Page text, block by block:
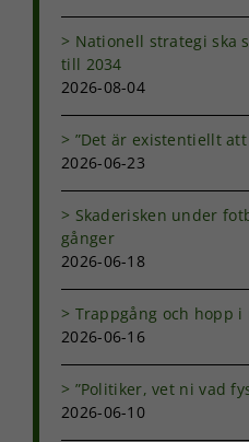
Nationell strategi ska
till 2034
2026-08-04
”Det är existentiellt
2026-06-23
Skaderisken under
gånger
2026-06-18
Trappgång och hopp i
2026-06-16
”Politiker, vet ni vad
2026-06-10